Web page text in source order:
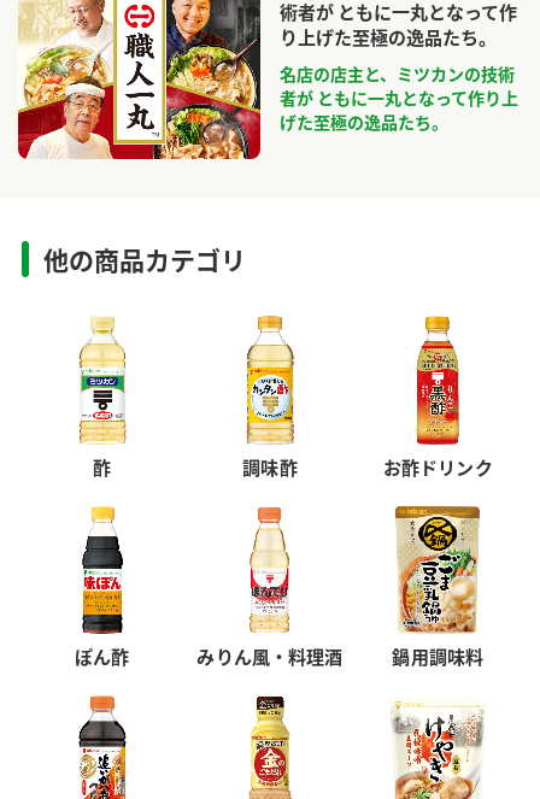
術者が ともに一丸となって作
り上げた至極の逸品たち。
名店の店主と、ミツカンの技術
者が ともに一丸となって作り上
げた至極の逸品たち。
他の商品カテゴリ
酢 調味酢 お酢ドリンク
ぽん酢 みりん風・料理酒 鍋用調味料